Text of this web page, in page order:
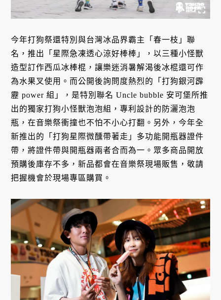
今年打狗祭還特別與台灣冰品界霸主「春一枝」聯
名，推出「星際急凍透心涼好棒棒」，以三種小怪獸
造型訂作西瓜冰棒棍，讓樂迷消暑解渴後冰棍還可作
為水果叉使用。而公開後詢問度熱烈的「打狗銀河霹
靂 power 組」，是特別聯名 Uncle bubble 安可堡所推
出的獨家打狗小怪獸泡泡組，專利設計的防灑泡泡
瓶，在音樂祭衝撞也不怕不小心打翻。另外，今年全
新推出的「打狗星際微醺帶著走」多功能開瓶器證件
帶，將證件帶與開瓶器兩者合而為一。眾多商品開放
預購後庫存不多，新品都會在音樂祭現場販售，敬請
把握機會於現場專區購買。